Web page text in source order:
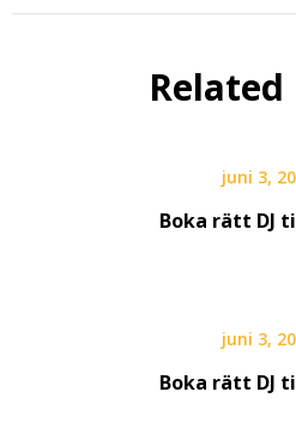
Related
juni 3,
Boka rätt DJ
juni 3,
Boka rätt DJ